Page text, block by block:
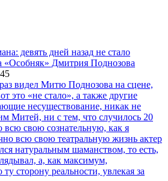
девять дней назад не стало
«Особняк» Дмитрия Поднозова
видел Митю Поднозова на сцене,
это «не стало», а также другие
несуществование, никак не
Митей, ни с тем, что случилось 20
свою сознательную, как я
всю свою театральную жизнь актер
натуральным шаманством, то есть,
а, как максимум,
сторону реальности, увлекая за